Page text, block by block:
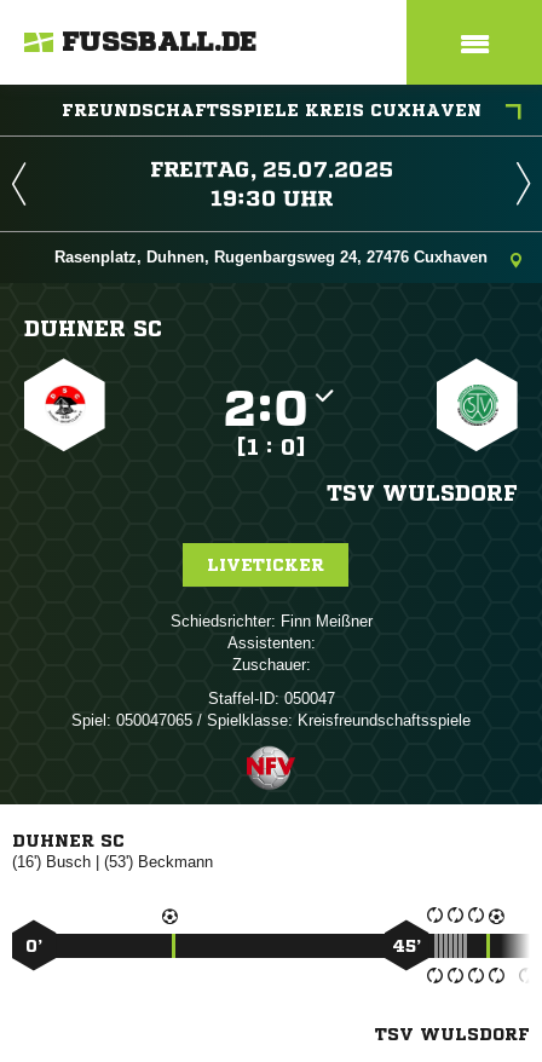
FUSSBALL.DE
FREUNDSCHAFTSSPIELE KREIS CUXHAVEN
 
 
Rasenplatz, Duhnen, Rugenbargsweg 24, 27476 Cuxhaven
DUHNER SC
:
[1 : 0]
TSV WULSDORF
LIVETICKER
Schiedsrichter:  
Assistenten:
Zuschauer:
Staffel-ID: 050047
Spiel: 050047065 / Spielklasse: Kreisfreundschaftsspiele
DUHNER SC
(16')  | (53') 
0’ 45’
TSV WULSDORF